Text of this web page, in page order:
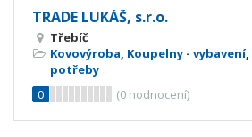
TRADE LUKÁŠ, s.r.o.
Třebíč
Kovovýroba, Koupelny - vybavení,
potřeby
0
(0 hodnocení)